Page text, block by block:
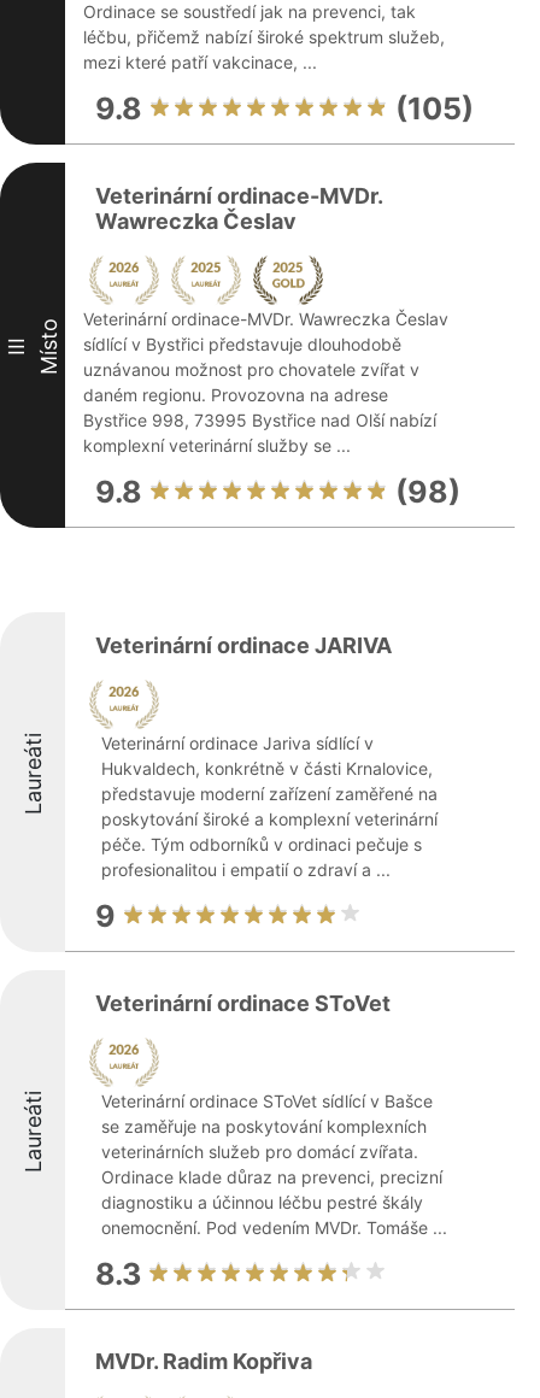
Ordinace se soustředí jak na prevenci, tak
léčbu, přičemž nabízí široké spektrum služeb,
mezi které patří vakcinace, ...
9.8 (105)
III Místo
Veterinární ordinace-MVDr.
Wawreczka Česlav
Veterinární ordinace-MVDr. Wawreczka Česlav
sídlící v Bystřici představuje dlouhodobě
uznávanou možnost pro chovatele zvířat v
daném regionu. Provozovna na adrese
Bystřice 998, 73995 Bystřice nad Olší nabízí
komplexní veterinární služby se ...
9.8 (98)
Laureáti
Veterinární ordinace JARIVA
Veterinární ordinace Jariva sídlící v
Hukvaldech, konkrétně v části Krnalovice,
představuje moderní zařízení zaměřené na
poskytování široké a komplexní veterinární
péče. Tým odborníků v ordinaci pečuje s
profesionalitou i empatií o zdraví a ...
9
Laureáti
Veterinární ordinace SToVet
Veterinární ordinace SToVet sídlící v Bašce
se zaměřuje na poskytování komplexních
veterinárních služeb pro domácí zvířata.
Ordinace klade důraz na prevenci, precizní
diagnostiku a účinnou léčbu pestré škály
onemocnění. Pod vedením MVDr. Tomáše ...
8.3
MVDr. Radim Kopřiva